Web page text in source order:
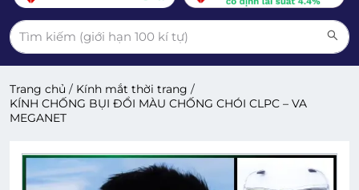
Trang chủ / Kính mắt thời trang /
KÍNH CHỐNG BỤI ĐỔI MÀU CHỐNG CHÓI CLPC – VA
MEGANET